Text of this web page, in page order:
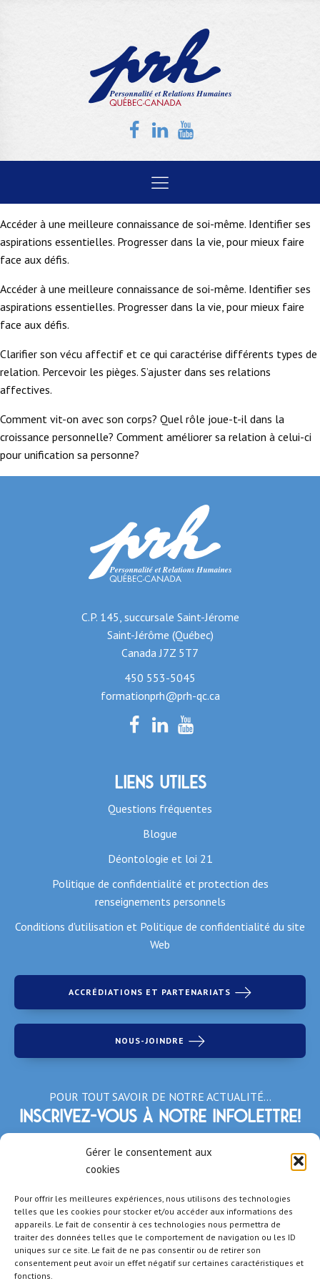
Gérer le consentement aux
cookies
Pour offrir les meilleures expériences, nous utilisons des technologies
telles que les cookies pour stocker et/ou accéder aux informations des
appareils. Le fait de consentir à ces technologies nous permettra de
traiter des données telles que le comportement de navigation ou les ID
uniques sur ce site. Le fait de ne pas consentir ou de retirer son
consentement peut avoir un effet négatif sur certaines caractéristiques et
fonctions.
Accéder à une meilleure connaissance de soi-même. Identifier ses
aspirations essentielles. Progresser dans la vie, pour mieux faire
face aux défis.
Accéder à une meilleure connaissance de soi-même. Identifier ses
aspirations essentielles. Progresser dans la vie, pour mieux faire
face aux défis.
Clarifier son vécu affectif et ce qui caractérise différents types de
relation. Percevoir les pièges. S’ajuster dans ses relations
affectives.
Comment vit-on avec son corps? Quel rôle joue-t-il dans la
croissance personnelle? Comment améliorer sa relation à celui-ci
pour unification sa personne?
C.P. 145, succursale Saint-Jérome
Saint-Jérôme (Québec)
Canada J7Z 5T7
450 553-5045
formationprh@prh-qc.ca
Liens utiles
Questions fréquentes
Blogue
Déontologie et loi 21
Politique de confidentialité et protection des
renseignements personnels
Conditions d'utilisation et Politique de confidentialité du site
Web
ACCRÉDIATIONS ET PARTENARIATS
NOUS-JOINDRE
POUR TOUT SAVOIR DE NOTRE ACTUALITÉ…
Inscrivez-vous à notre infolettre!
*Champs obligatoires